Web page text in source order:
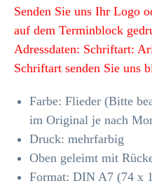
Senden Sie uns Ihr Logo
auf dem Terminblock
Adressdaten: Schriftart:
Schriftart senden Sie uns
Farbe: Flieder (Bitte
im Original je nach
Druck: mehrfarbig
Oben geleimt mit
Format: DIN A7 (74 x